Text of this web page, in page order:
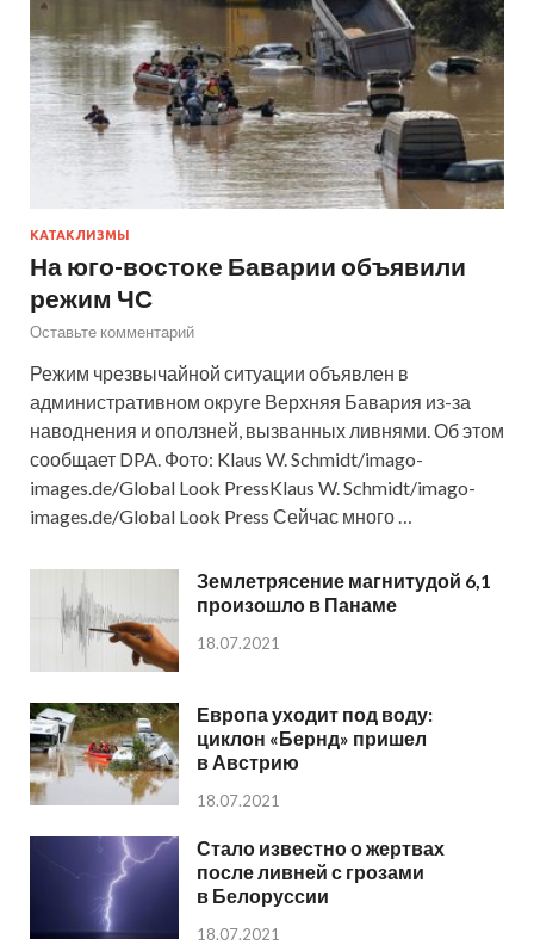
КАТАКЛИЗМЫ
На юго-востоке Баварии объявили
режим ЧС
Оставьте комментарий
Режим чрезвычайной ситуации объявлен в
административном округе Верхняя Бавария из-за
наводнения и оползней, вызванных ливнями. Об этом
сообщает DPA. Фото: Klaus W. Schmidt/imago-
images.de/Global Look PressKlaus W. Schmidt/imago-
images.de/Global Look Press Сейчас много …
Землетрясение магнитудой 6,1
произошло в Панаме
18.07.2021
Европа уходит под воду:
циклон «Бернд» пришел
в Австрию
18.07.2021
Стало известно о жертвах
после ливней с грозами
в Белоруссии
18.07.2021